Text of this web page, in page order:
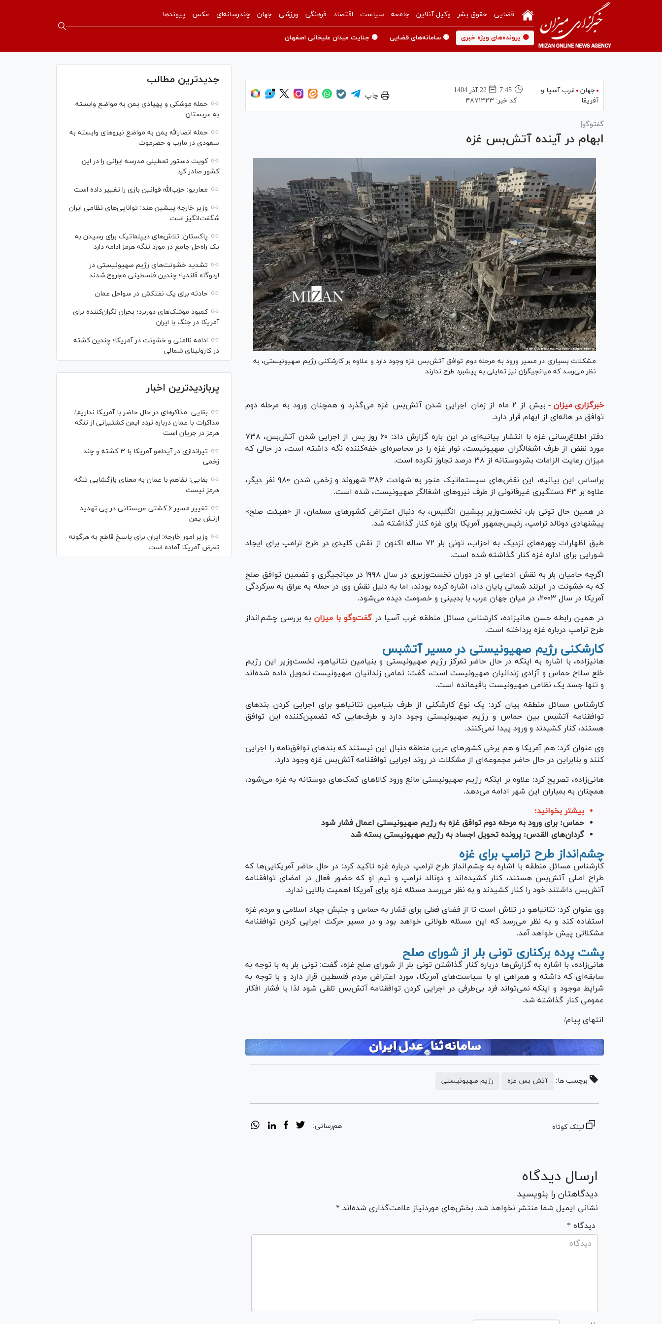
قضایی حقوق بشر وکیل آنلاین جامعه سیاست اقتصاد فرهنگی ورزشی جهان چندرسانه‌ای عکس پیوندها
🟡 پرونده‌های ویژه خبری 🟡 سامانه‌های قضایی 🟡 جنایت میدان علیخانی اصفهان
جهان
غرب آسیا و
آفریقا
7:45
22 آذر 1404
کد خبر: ۴۸۷۱۴۲۳
چاپ
گفت‎وگو|
ابهام در آینده آتش‌بس غزه
مشکلات بسیاری در مسیر ورود به مرحله دوم توافق آتش‌بس غزه وجود دارد و علاوه بر کارشکنی رژیم صهیونیستی، به
نظر می‌رسد که میانجیگران نیز تمایلی به پیشبرد طرح ندارند.
خبرگزاری میزان -
بیش از ۲ ماه از زمان اجرایی شدن آتش‌بس غزه می‌گذرد و همچنان ورود به مرحله دوم
توافق در هاله‌ای از ابهام قرار دارد.
دفتر اطلاع‌رسانی غزه با انتشار بیانیه‌ای در این باره گزارش داد: ۶۰ روز پس از اجرایی شدن آتش‌بس، ۷۳۸
مورد نقض از طرف اشغالگران صهیونیست، نوار غزه را در محاصره‌ای خفه‌کننده نگه داشته است، در حالی که
میزان رعایت الزامات بشردوستانه از ۳۸ درصد تجاوز نکرده است.
براساس این بیانیه، این نقض‌های سیستماتیک منجر به شهادت ۳۸۶ شهروند و زخمی شدن ۹۸۰ نفر دیگر،
علاوه بر ۴۳ دستگیری غیرقانونی از طرف نیرو‌های اشغالگر صهیونیست، شده است.
در همین حال تونی بلر، نخست‌وزیر پیشین انگلیس، به دنبال اعتراض کشور‌های مسلمان، از «هیئت صلح»
پیشنهادی دونالد ترامپ، رئیس‌جمهور آمریکا برای غزه کنار گذاشته شد.
طبق اظهارات چهره‌های نزدیک به احزاب، تونی بلر ۷۲ ساله اکنون از نقش کلیدی در طرح ترامپ برای ایجاد
شورایی برای اداره غزه کنار گذاشته شده است.
اگرچه حامیان بلر به نقش ادعایی او در دوران نخست‌وزیری در سال ۱۹۹۸ در میانجیگری و تضمین توافق صلح
که به خشونت در ایرلند شمالی پایان داد، اشاره کرده بودند، اما به دلیل نقش وی در حمله به عراق به سرکردگی
آمریکا در سال ۲۰۰۳، در میان جهان عرب با بدبینی و خصومت دیده می‌شود.
در همین رابطه حسن هانی‎زاده، کارشناس مسائل منطقه غرب آسیا در
گفت‌و‌گو با میزان به بررسی چشم‌انداز
طرح ترامپ درباره غزه پرداخته است.
کارشکنی رژیم صهیونیستی در مسیر آتش‎بس
هانی‎زاده، با اشاره به اینکه در حال حاضر تمرکز رژیم صهیونیستی و بنیامین نتانیاهو، نخست‌وزیر این رژیم
خلع سلاح حماس و آزادی زندانیان صهیونیست است، گفت: تمامی زندانیان صهیونیست تحویل داده شده‌اند
و تنها جسد یک نظامی صهیونیست باقی‎مانده است.
کارشناس مسائل منطقه بیان کرد: یک نوع کارشکنی از طرف بنیامین نتانیاهو برای اجرایی کردن بند‌های
توافقنامه آتش‎بس بین حماس و رژیم صهیونیستی وجود دارد و طرف‌هایی که تضمین‌کننده این توافق
هستند، کنار کشیدند و ورود پیدا نمی‌کنند.
وی عنوان کرد: هم آمریکا و هم برخی کشور‌های عربی منطقه دنبال این نیستند که بند‌های توافق‌نامه را اجرایی
کنند و بنابراین در حال حاضر مجموعه‌ای از مشکلات در روند اجرایی توافقنامه آتش‌بس غزه وجود دارد.
هانی‌زاده، تصریح کرد: علاوه بر اینکه رژیم صهیونیستی مانع ورود کالا‌های کمک‌های دوستانه به غزه می‌شود،
همچنان به بمباران این شهر ادامه می‌دهد.
بیشتر بخوانید:
حماس: برای ورود به مرحله دوم توافق غزه به رژیم صهیونیستی اعمال فشار شود
گردان‌های القدس: پرونده تحویل اجساد به رژیم صهیونیستی بسته شد
چشم‌انداز طرح ترامپ برای غزه
کارشناس مسائل منطقه با اشاره به چشم‌انداز طرح ترامپ درباره غزه تاکید کرد: در حال حاضر آمریکایی‌ها که
طراح اصلی آتش‌بس هستند، کنار کشیده‌اند و دونالد ترامپ و تیم او که حضور فعال در امضای توافقنامه
آتش‌بس داشتند خود را کنار کشیدند و به نظر می‌رسد مسئله غزه برای آمریکا اهمیت بالایی ندارد.
وی عنوان کرد: نتانیاهو در تلاش است تا از فضای فعلی برای فشار به حماس و جنبش جهاد اسلامی و مردم غزه
استفاده کند و به نظر می‌رسد که این مسئله طولانی خواهد بود و در مسیر حرکت اجرایی کردن توافقنامه
مشکلاتی پیش خواهد آمد.
پشت‎ پرده برکناری تونی بلر از شورای صلح
هانی‌زاده، با اشاره به گزارش‌ها درباره کنار گذاشتن تونی بلر از شورای صلح غزه، گفت: تونی بلر به با توجه به
سابقه‌ای که داشته و همراهی او با سیاست‌های آمریکا، مورد اعتراض مردم فلسطین قرار دارد و با توجه به
شرایط موجود و اینکه نمی‌تواند فرد بی‌طرفی در اجرایی کردن توافقنامه آتش‌بس تلقی شود لذا با فشار افکار
عمومی کنار گذاشته شد.
انتهای پیام/
برچسب ها: آتش بس غزه رژیم صهیونیستی
لینک کوتاه هم‌رسانی:
ارسال دیدگاه
دیدگاهتان را بنویسید
نشانی ایمیل شما منتشر نخواهد شد. بخش‌های موردنیاز علامت‌گذاری شده‌اند *
* دیدگاه
جدیدترین مطالب
حمله موشکی و پهپادی یمن به مواضع وابسته
به عربستان
حمله انصارالله یمن به مواضع نیرو‌های وابسته به
سعودی در مارب و حضرموت
کویت دستور تعطیلی مدرسه ایرانی را در این
کشور صادر کرد
معاریو: حزب‌الله قوانین بازی را تغییر داده است
وزیر خارجه پیشین هند: توانایی‌های نظامی ایران
شگفت‌انگیز است
پاکستان: تلاش‌های دیپلماتیک برای رسیدن به
یک راه‌حل جامع در مورد تنگه هرمز ادامه دارد
تشدید خشونت‌های رژیم صهیونیستی در
اردوگاه قلندیا؛ چندین فلسطینی مجروح شدند
حادثه برای یک نفتکش در سواحل عمان
کمبود موشک‌های دوربرد؛ بحران نگران‌کننده برای
آمریکا در جنگ با ایران
ادامه ناامنی و خشونت در آمریکا؛ چندین کشته
در کارولینای شمالی
پربازدیدترین اخبار
بقایی: مذاکره‎ای در حال حاضر با آمریکا نداریم/
مذاکرات با عمان درباره تردد ایمن کشتیرانی از تنگه
هرمز در جریان است
تیراندازی در آیداهو آمریکا با ۳ کشته و چند
زخمی
بقایی: تفاهم با عمان به معنای بازگشایی تنگه
هرمز نیست
تغییر مسیر ۶ کشتی عربستانی در پی تهدید
ارتش یمن
وزیر امور خارجه: ایران برای پاسخ قاطع به هرگونه
تعرض آمریکا آماده است